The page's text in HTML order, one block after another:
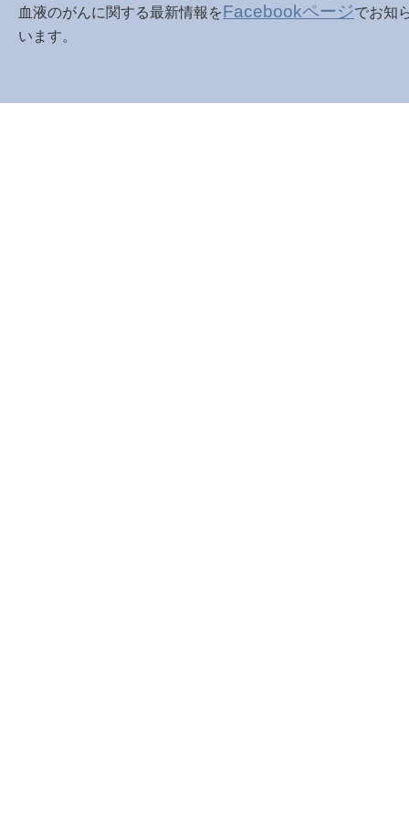
血液のがんに関する最新情報をFacebookページでお知
います。